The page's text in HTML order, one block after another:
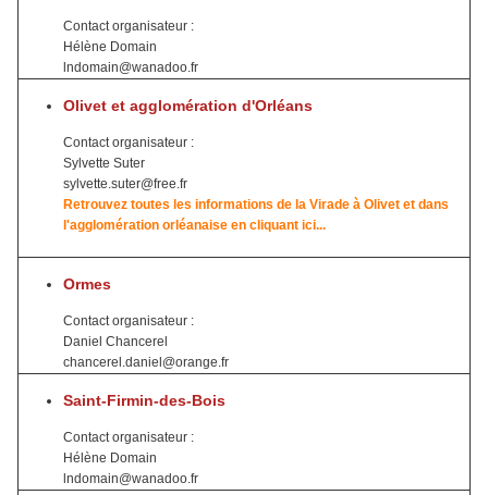
Contact organisateur :
Hélène Domain
lndomain@wanadoo.fr
Olivet et agglomération d'Orléans
Contact organisateur :
Sylvette Suter
sylvette.suter@free.fr
Retrouvez toutes les informations de la Virade à Olivet et dans
l'agglomération orléanaise en cliquant ici...
Ormes
Contact organisateur :
Daniel Chancerel
chancerel.daniel@orange.fr
Saint-Firmin-des-Bois
Contact organisateur :
Hélène Domain
lndomain@wanadoo.fr